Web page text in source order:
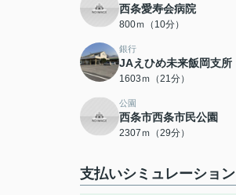
西条愛寿会病院
800ｍ（10分）
銀行
JAえひめ未来飯岡支所
1603ｍ（21分）
公園
西条市西条市民公園
2307ｍ（29分）
支払いシミュレーション